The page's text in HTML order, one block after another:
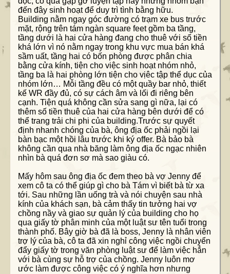
đến đây sinh hoạt để duy trì tình bằng hữu.
Building nằm ngay góc đường có trạm xe bus trước
mặt, rộng trên tám ngàn square feet gồm ba tầng,
tầng dưới là hai cửa hàng đang cho thuê với số tiền
khá lớn vì nó nằm ngay trong khu vực mua bán khá
sầm uất, tầng hai có bốn phòng được phân chia
bằng cửa kính, tiện cho việc sinh hoạt nhóm nhỏ,
tầng ba là hai phòng lớn tiện cho vịêc tập thể dục của
nhóm lớn… Mỗi tầng đều có một quầy bar nhỏ, thiết
kế WR đầy đủ, có sự cách âm và lối đi riêng bên
cạnh. Tiện quá không cần sửa sang gì nữa, lại có
thêm số tiền thuê của hai cửa hàng bên dưới để có
thể trang trải chi phi của building.Trước sự quyết
định nhanh chóng của bà, ông địa ốc phải ngồi lại
bàn bạc một hồi lâu trước khi ký offer. Bà bảo bà
không cần qua nhà băng làm ông địa ốc ngạc nhiên
nhìn bà quá đơn sơ mà sao giàu có.
Mấy hôm sau ông địa ốc đem theo bà vợ Jenny để
xem cô ta có thể giúp gì cho bà Tám vì biết bà từ xa
tới. Sau những lần uống trà và nói chuyện sau nhà
kính của khách sạn, bà cảm thấy tin tưởng hai vợ
chồng nầy và giao sự quản lý của building cho họ
qua giấy tờ phân minh của một luật sư tên tuổi trong
thành phố. Bây giờ bà đã là boss, Jenny là nhân viên
trợ lý của bà, cô ta đã xin nghỉ công việc ngồi chuyển
đẩy giấy tờ trong văn phòng luật sư để làm việc hẳn
với bà cùng sự hỗ trợ của chồng. Jenny luôn mơ
ước làm được công việc có ý nghĩa hơn nhưng